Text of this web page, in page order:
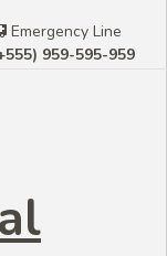
Emergency Line
959-595-959